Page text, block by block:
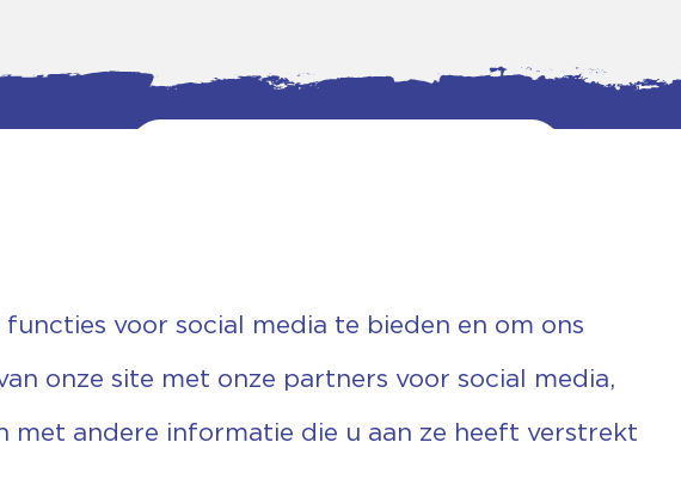
voor social media te bieden en om ons
onze site met onze partners voor social media,
met andere informatie die u aan ze heeft verstrekt